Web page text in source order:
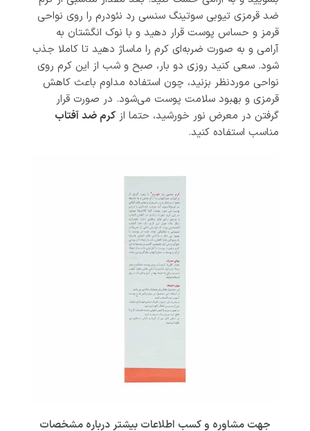
ضد قرمزی تیوبی سوتینگ سنسی رد نئودرم را روی نواحی
قرمز و حساس پوست قرار دهید و با نوک انگشتان به
آرامی و به صورت ضربه‌ای کرم را ماساژ دهید تا کاملا جذب
شود. سعی کنید روزی دو بار، صبح و شب از این کرم روی
نواحی موردنظر بزنید، چون استفاده مداوم باعث کاهش
قرمزی و بهبود سلامت پوست می‌شود. در صورت قرار
گرفتن در معرض نور خورشید، حتما از کرم ضد آفتاب
مناسب استفاده کنید.
جهت مشاوره و کسب اطلاعات بیشتر درباره مشخصات